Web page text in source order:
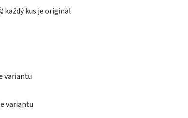
každý kus je originál
variantu
variantu